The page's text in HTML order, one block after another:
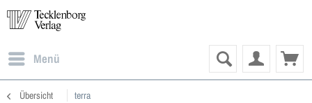
Menü
Übersicht terra